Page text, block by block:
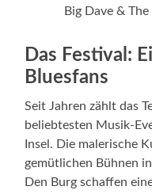
Big Dave &
Das Festival:
Bluesfans
Seit Jahren zählt das
beliebtesten Musik-
Insel. Die malerische
gemütlichen Bühnen
Den Burg schaffen